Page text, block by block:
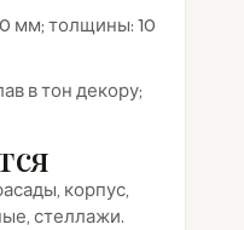
мм; толщины: 10
в тон декору;
корпус,
стеллажи.